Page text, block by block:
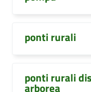
ponti rurali
ponti rurali
arborea